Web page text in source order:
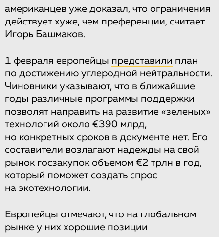
американцев уже доказал, что ограничения
действует хуже, чем преференции, считает
Игорь Башмаков.
1 февраля европейцы представили план
по достижению углеродной нейтральности.
Чиновники указывают, что в ближайшие
годы различные программы поддержки
позволят направить на развитие «зеленых»
технологий около €390 млрд,
но конкретных сроков в документе нет. Его
составители возлагают надежды на свой
рынок госзакупок объемом €2 трлн в год,
который поможет создать спрос
на экотехнологии.
Европейцы отмечают, что на глобальном
рынке у них хорошие позиции